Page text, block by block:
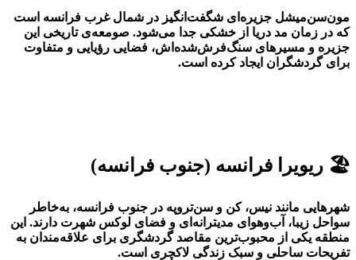
مون‌سن‌میشل جزیره‌ای شگفت‌انگیز در شمال غرب فرانسه است
که در زمان مد دریا از خشکی جدا می‌شود. صومعه‌ی تاریخی این
جزیره و مسیرهای سنگ‌فرش‌شده‌اش، فضایی رؤیایی و متفاوت
برای گردشگران ایجاد کرده است.
🏖️ ریویرا فرانسه (جنوب فرانسه)
شهرهایی مانند نیس، کن و سن‌تروپه در جنوب فرانسه، به‌خاطر
سواحل زیبا، آب‌وهوای مدیترانه‌ای و فضای لوکس شهرت دارند. این
منطقه یکی از محبوب‌ترین مقاصد گردشگری برای علاقه‌مندان به
تفریحات ساحلی و سبک زندگی لاکچری است.